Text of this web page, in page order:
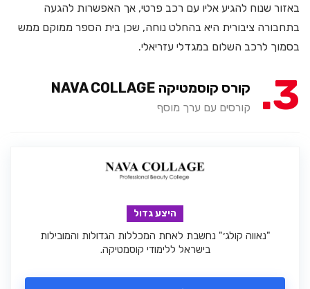
באזור שנוח להגיע אליו עם רכב פרטי, אך האפשרות להגעה
בתחבורה ציבורית היא בהחלט נוחה, שכן בית הספר ממוקם ממש
בסמוך לרכב השלום במגדלי עזריאלי.
3 קורס קוסמטיקה NAVA COLLAGE
קורסים עם ערך מוסף
היצע גדול
"נאווה קולג׳" נחשבת לאחת המכללות הגדולות והמובילות
בישראל ללימודי קוסמטיקה.